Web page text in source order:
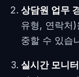
상담원 업무
유형, 연락처
중할 수 있습
실시간 모니